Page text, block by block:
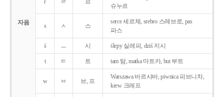
자음
r ㄹ 르
슈누르
s ㅅ 스
serce 세르체, srebro 스레브로, pas
파스
ś ㅡ 시 ślepy 실레피, dziś 지시
t ㅌ 트 tam 탐, matka 마트카, but 부트
w ㅂ 브, 프
Warszawa 바르샤바, piwnica 피브니차,
krew 크레프